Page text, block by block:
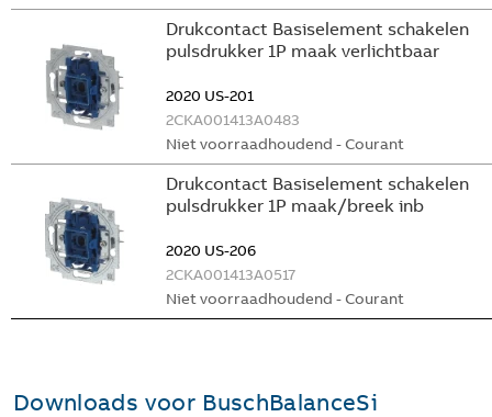
Drukcontact Basiselement schakelen
pulsdrukker 1P maak verlichtbaar
2020 US-201
2CKA001413A0483
Niet voorraadhoudend - Courant
Drukcontact Basiselement schakelen
pulsdrukker 1P maak/breek inb
2020 US-206
2CKA001413A0517
Niet voorraadhoudend - Courant
Downloads voor BuschBalanceSi